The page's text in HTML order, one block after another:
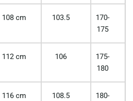
108 cm 103.5
170-
175
112 cm 106
175-
180
116 cm 108.5
180-